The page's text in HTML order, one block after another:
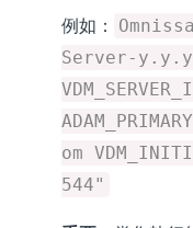
例如：
Server-
om
544"